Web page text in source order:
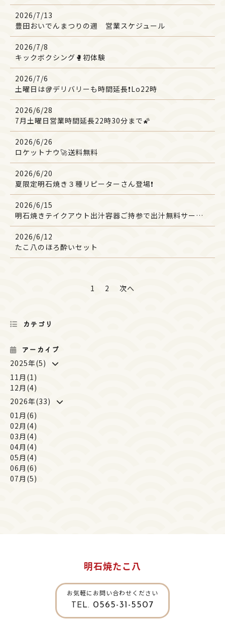
2026/7/13
豊田おいでんまつりの週 営業スケジュール
2026/7/8
キックボクシング🥊初体験
2026/7/6
土曜日は🥡デリバリーも時間延長❗Lo22時
2026/6/28
7月土曜日営業時間延長22時30分まで🌠
2026/6/26
ロケットナウ🚀送料無料
2026/6/20
夏限定明石焼き３種リピーターさん登場❗
2026/6/15
明石焼きテイクアウト出汁容器ご持参で出汁無料サービス
2026/6/12
たこ八のほろ酔いセット
1 2 次へ
カテゴリ
アーカイブ
2025年(5)
11月(1)
12月(4)
2026年(33)
01月(6)
02月(4)
03月(4)
04月(4)
05月(4)
06月(6)
07月(5)
明石焼たこ八
お気軽にお問い合わせください
TEL. 0565-31-5507